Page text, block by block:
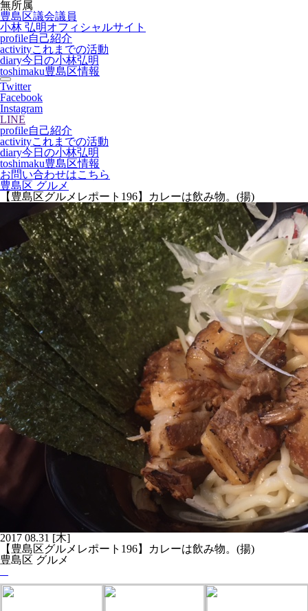
無所属
豊島区議会議員
小林 弘明オフィシャルサイト
profile自己紹介
activityこれまでの活動
diary今日の小林弘明
toshimaku豊島区情報
Twitter
Facebook
Instagram
LINE
profile自己紹介
activityこれまでの活動
diary今日の小林弘明
toshimaku豊島区情報
お問い合わせはこちら
豊島区 グルメ
【豊島区グルメレポート196】カレーは飲み物。(揚)
2017 08.31 [木]
【豊島区グルメレポート196】カレーは飲み物。(揚)
豊島区 グルメ